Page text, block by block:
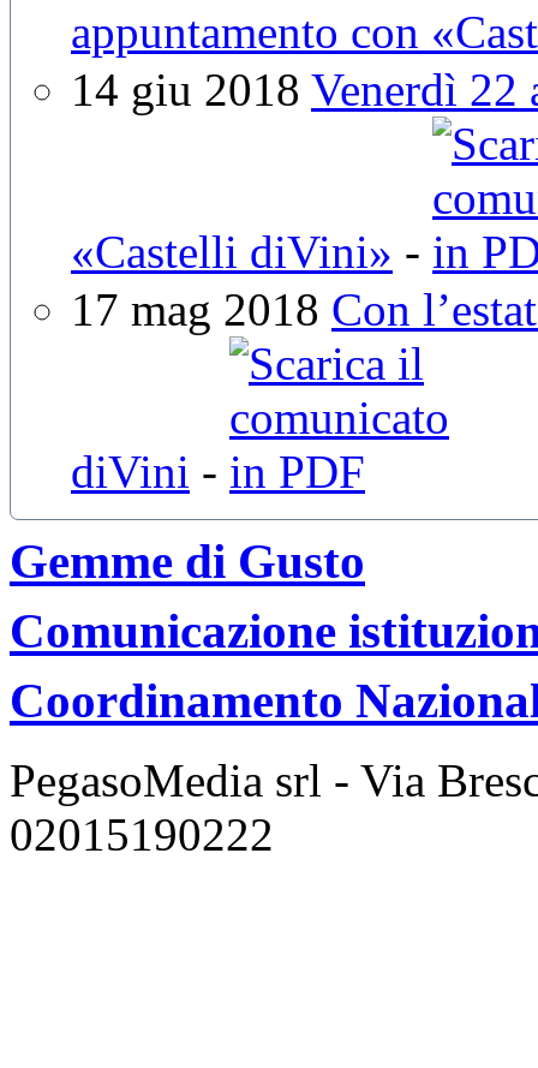
appuntamento con
14 giu 2018 Venerdì 22
«Castelli diVini» -
17 mag 2018 Con
diVini -
Gemme di Gusto
Comunicazione
Coordinamento
PegasoMedia srl - Via
02015190222